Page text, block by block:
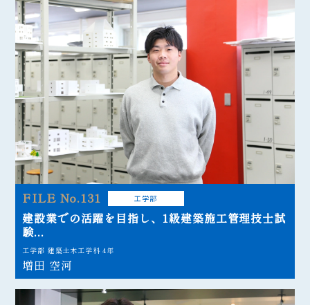
FILE No.131 工学部
建設業での活躍を目指し、1級建築施工管理技士試
験...
工学部 建築土木工学科 4年
増田 空河